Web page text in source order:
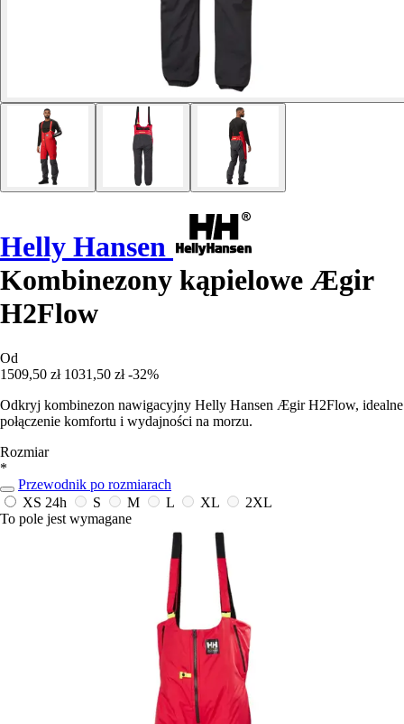
Helly Hansen
Kombinezony kąpielowe Ægir
H2Flow
Od
1509,50 zł 1031,50 zł -32%
Odkryj kombinezon nawigacyjny Helly Hansen Ægir H2Flow, idealne
połączenie komfortu i wydajności na morzu.
Rozmiar
*
Przewodnik po rozmiarach
XS 24h S M L XL
2XL
To pole jest wymagane